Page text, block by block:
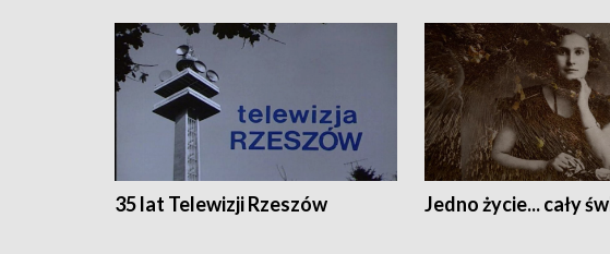
35 lat Telewizji Rzeszów Jedno życie... cały